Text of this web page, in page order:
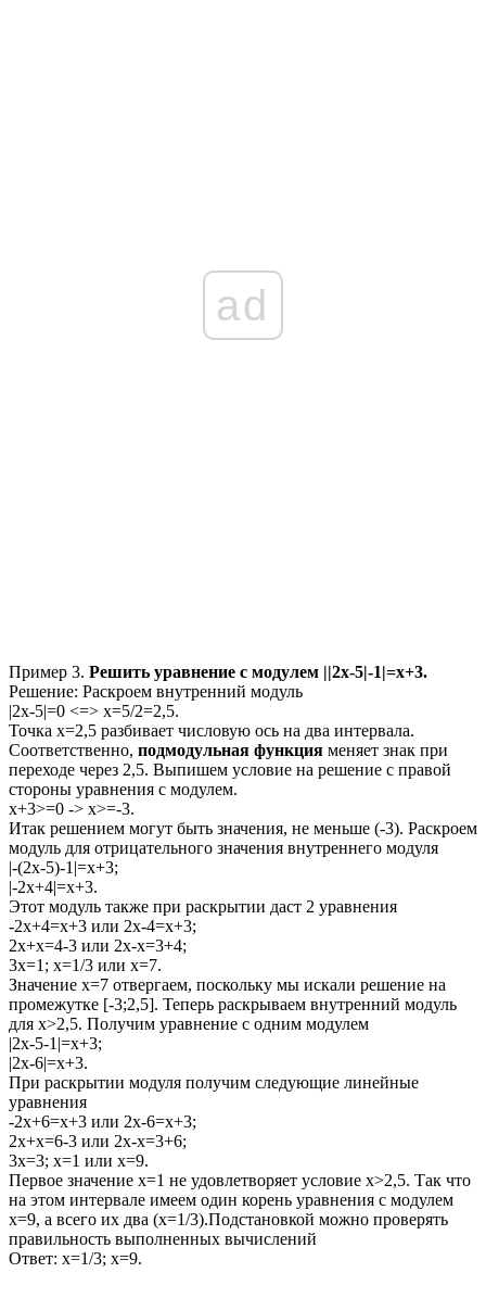
ad
Пример 3. Решить уравнение с модулем ||2x-5|-1|=x+3.
Решение: Раскроем внутренний модуль
|2x-5|=0 <=> x=5/2=2,5.
Точка x=2,5 разбивает числовую ось на два интервала.
Соответственно, подмодульная функция меняет знак при
переходе через 2,5. Выпишем условие на решение с правой
стороны уравнения с модулем.
x+3>=0 -> x>=-3.
Итак решением могут быть значения, не меньше (-3). Раскроем
модуль для отрицательного значения внутреннего модуля
|-(2x-5)-1|=x+3;
|-2x+4|=x+3.
Этот модуль также при раскрытии даст 2 уравнения
-2x+4=x+3 или 2x-4=x+3;
2x+x=4-3 или 2x-x=3+4;
3x=1; x=1/3 или x=7.
Значение x=7 отвергаем, поскольку мы искали решение на
промежутке [-3;2,5]. Теперь раскрываем внутренний модуль
для x>2,5. Получим уравнение с одним модулем
|2x-5-1|=x+3;
|2x-6|=x+3.
При раскрытии модуля получим следующие линейные
уравнения
-2x+6=x+3 или 2x-6=x+3;
2x+x=6-3 или 2x-x=3+6;
3x=3; x=1 или x=9.
Первое значение x=1 не удовлетворяет условие x>2,5. Так что
на этом интервале имеем один корень уравнения с модулем
x=9, а всего их два (x=1/3).Подстановкой можно проверять
правильность выполненных вычислений
Ответ: x=1/3; x=9.